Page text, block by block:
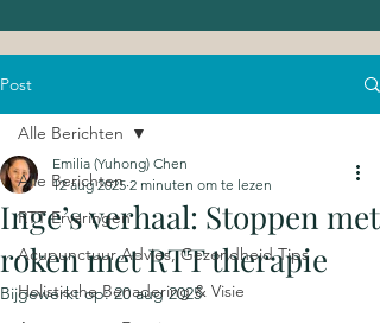
Post
Alle Berichten
RTT Ervaringen
Acupunctuur Advies, Gezondheid Tips
Holistische Benadering & Visie
Alle Berichten
Inge’s verhaal: Stoppen met
roken met RTT therapie
Emilia (Yuhong) Chen
12 aug 2025 2 minuten om te lezen
Bijgewerkt op:20 aug 2025